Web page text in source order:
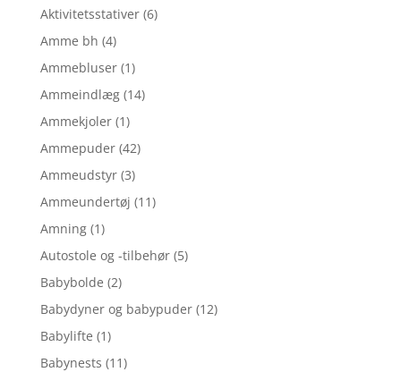
Aktivitetsstativer (6)
Amme bh (4)
Ammebluser (1)
Ammeindlæg (14)
Ammekjoler (1)
Ammepuder (42)
Ammeudstyr (3)
Ammeundertøj (11)
Amning (1)
Autostole og -tilbehør (5)
Babybolde (2)
Babydyner og babypuder (12)
Babylifte (1)
Babynests (11)